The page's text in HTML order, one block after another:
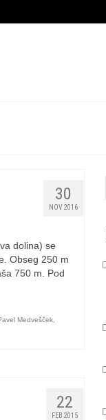
30
NOV 2016
dolina) se
Obseg 250 m
750 m. Pod
Medvešček,
22
FEB 2015